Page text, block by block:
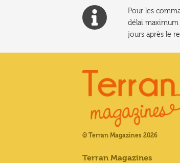
Pour les
délai
jours après le
© Terran Magazines 2026
Terran Magazines